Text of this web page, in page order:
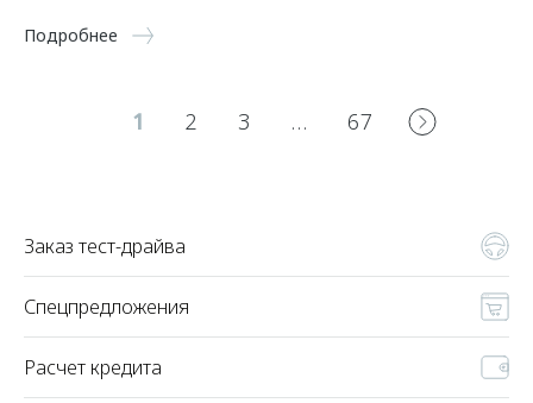
Подробнее
1 2 3 … 67
Заказ тест-драйва
Спецпредложения
Расчет кредита